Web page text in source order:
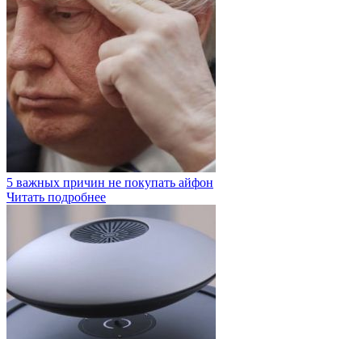
5 важных причин не покупать айфон
Читать подробнее